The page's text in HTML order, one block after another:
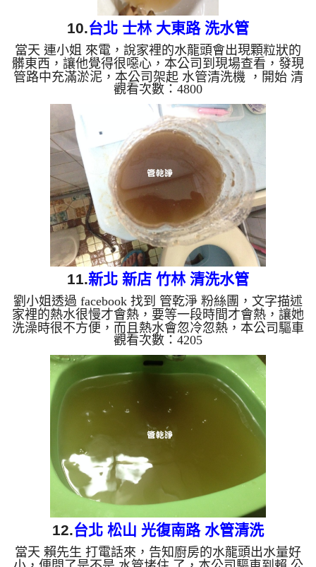
10.台北 士林 大東路 洗水管
當天 連小姐 來電，說家裡的水龍頭會出現顆粒狀的
髒東西，讓他覺得很噁心，本公司到現場查看，發現
管路中充滿淤泥，本公司架起 水管清洗機 ，開始 清
洗水管 ，泥水從水龍頭狂噴，馬上就掉出一堆髒東
西，像是泡沫紅茶，如下圖及影片，連小姐嚇了一
跳，原來水管裡面這麼髒，每天都用這髒水， 水管
清洗 約兩小時後，出水不在有髒東西， 連小姐能正
常用水了。 清洗水管, 水管清洗, 洗水管, 熱水管堵
塞, 熱水忽冷忽熱, 洗管路, 清管路 ...
觀看次數：4800
11.新北 新店 竹林 清洗水管
劉小姐透過 facebook 找到 管乾淨 粉絲團，文字描述
家裡的熱水很慢才會熱，要等一段時間才會熱，讓她
洗澡時很不方便，而且熱水會忽冷忽熱，本公司驅車
到 劉小姐 家裡檢測，發現管路裡面都是泥沙及鐵
鏽，所以水無法正常通過，，本公司架起 水管清洗
機 ，開始 清洗水管 ，鐵鏽水從水龍頭狂噴，馬上就
裝滿一杯黑水，如下圖及影片，劉小姐嚇一跳，水管
怎麼藏了這麼多東西，清洗水管 過程堵住了好幾
次，本公司改以特殊工法處理， 水管清洗 約兩小時
後，出水量變大， 劉小姐能痛快的洗澡了。 清洗...
觀看次數：4205
12.台北 松山 光復南路 水管清洗
當天 賴先生 打電話來，告知廚房的水龍頭出水量好